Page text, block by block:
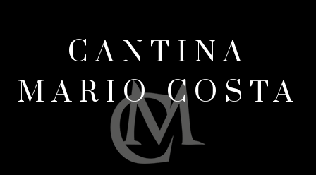
CANTINA
MARIO COSTA